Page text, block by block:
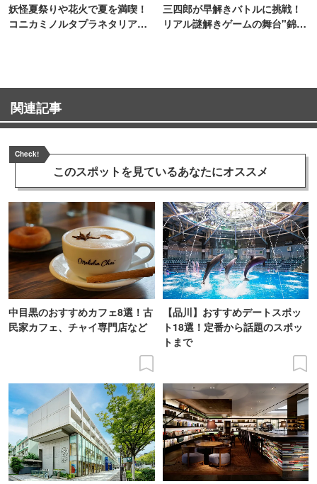
妖怪夏祭りや花火で夏を満喫！
コニカミノルタプラネタリア
三四郎が早解きバトルに挑戦！
リアル謎解きゲームの舞台"錦糸
関連記事
Check!
このスポットを見ているあなたにオススメ
中目黒のおすすめカフェ8選！古
民家カフェ、チャイ専門店など
【品川】おすすめデートスポッ
ト18選！定番から話題のスポッ
トまで